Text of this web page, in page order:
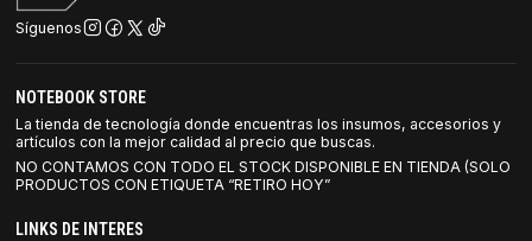
Síguenos
NOTEBOOK STORE
La tienda de tecnología donde encuentras los insumos, accesorios y
artículos con la mejor calidad al precio que buscas.
NO CONTAMOS CON TODO EL STOCK DISPONIBLE EN TIENDA (SOLO
PRODUCTOS CON ETIQUETA “RETIRO HOY”
LINKS DE INTERES